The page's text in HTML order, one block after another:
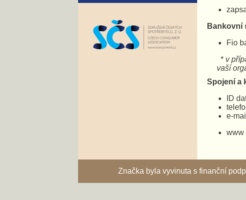
Bankovní
Fio
* v
vaší
Spojení a
ID
e-
www
Značka byla vyvinuta s finanční